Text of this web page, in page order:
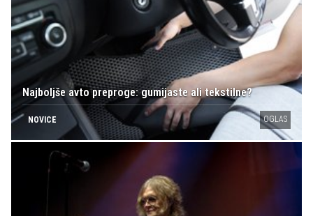
Najboljše avto preproge: gumijaste ali tekstilne?
NOVICE OGLAS